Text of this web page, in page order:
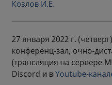
Козлов И.Е.
27 января 2022 г.
конференц-зал, очно-
(трансляция на сервере
Discord и вYoutube-